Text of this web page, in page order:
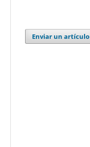
Enviar un artículo